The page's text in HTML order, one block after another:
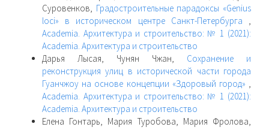
Суровенков, Градостроительные парадоксы «Genius
loci» в историческом центре Санкт-Петербурга ,
Academia. Архитектура и строительство: № 1 (2021):
Academia. Архитектура и строительство
Дарья Лысая, Чунян Чжан, Сохранение и
реконструкция улиц в исторической части города
Гуанчжоу на основе концепции «Здоровый город» ,
Academia. Архитектура и строительство: № 1 (2021):
Academia. Архитектура и строительство
Елена Гонтарь, Мария Туробова, Мария Фролова,